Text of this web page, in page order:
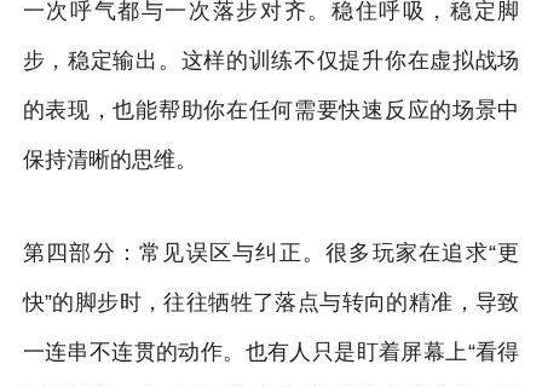
一次呼气都与一次落步对齐。稳住呼吸，稳定脚
步，稳定输出。这样的训练不仅提升你在虚拟战场
的表现，也能帮助你在任何需要快速反应的场景中
保持清晰的思维。
第四部分：常见误区与纠正。很多玩家在追求“更
快”的脚步时，往往牺牲了落点与转向的精准，导致
一连串不连贯的动作。也有人只是盯着屏幕上“看得